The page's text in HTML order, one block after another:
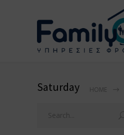
Saturday HOME